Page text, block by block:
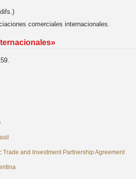
comerciales internacionales.
and Investment Partnership Agreement